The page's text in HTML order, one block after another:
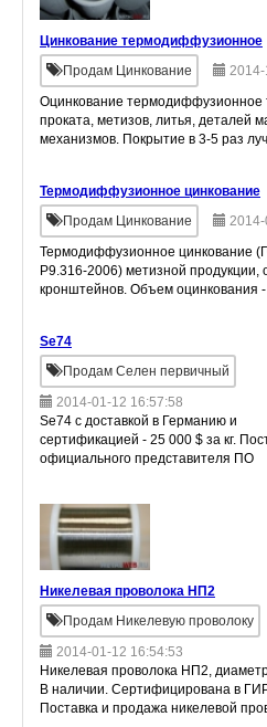
Цинкование термодиффузионное
Продам Цинкование
Оцинкование термодиффузионное
проката, метизов, литья, деталей
механизмов. Покрытие в 3-5 раз
Термодиффузионное цинкование
Продам Цинкование
Термодиффузионное цинкование
Р9.316-2006) метизной продукции,
кронштейнов. Объем оцинкования
Se74
Продам Селен первичный
2014-01-12 16:57:58
Se74 с доставкой в Германию и
сертификацией - 25 000 $ за кг.
официального представителя ПО
Никелевая проволока НП2
Продам Никелевую проволоку
2014-01-12 16:54:53
Никелевая проволока НП2,
В наличии. Сертифицирована в
Поставка и продажа никелевой